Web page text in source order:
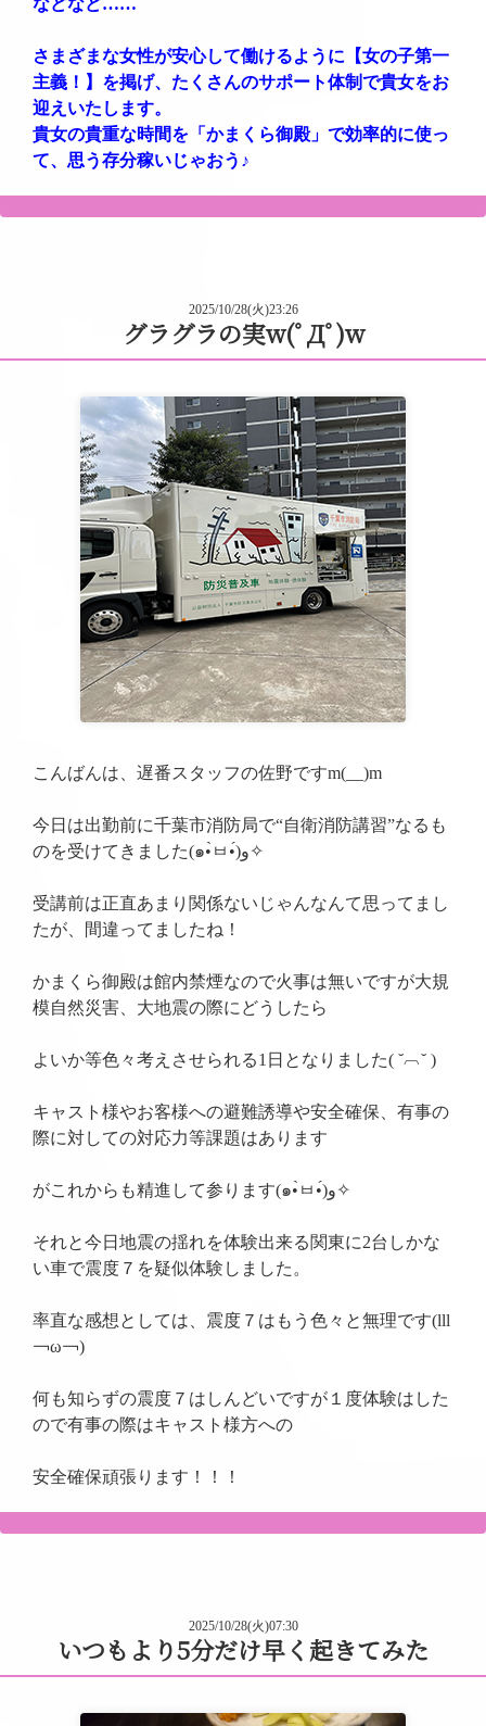
さまざまな女性が安心して働けるように【女の子第一
主義！】を掲げ、たくさんのサポート体制で貴女をお
迎えいたします。
貴女の貴重な時間を「かまくら御殿」で効率的に使っ
て、思う存分稼いじゃおう♪
2025/10/28(火)23:26
グラグラの実w(ﾟДﾟ)w
こんばんは、遅番スタッフの佐野ですm(__)m
今日は出勤前に千葉市消防局で“自衛消防講習”なるも
のを受けてきました(๑•̀ㅂ•́)و✧
受講前は正直あまり関係ないじゃんなんて思ってまし
たが、間違ってましたね！
かまくら御殿は館内禁煙なので火事は無いですが大規
模自然災害、大地震の際にどうしたら
よいか等色々考えさせられる1日となりました( ˘︹˘ )
キャスト様やお客様への避難誘導や安全確保、有事の
際に対しての対応力等課題はあります
がこれからも精進して参ります(๑•̀ㅂ•́)و✧
それと今日地震の揺れを体験出来る関東に2台しかな
い車で震度７を疑似体験しました。
率直な感想としては、震度７はもう色々と無理です(lll
￢ω￢)
何も知らずの震度７はしんどいですが１度体験はした
ので有事の際はキャスト様方への
安全確保頑張ります！！！
2025/10/28(火)07:30
いつもより5分だけ早く起きてみた